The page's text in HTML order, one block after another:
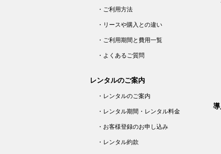
・ご利用方法
・リースや購入との違い
・ご利用期間と費用一覧
・よくあるご質問
レンタルのご案内
・レンタルのご案内
・レンタル期間・レンタル料金
・お客様登録のお申し込み
・レンタル約款